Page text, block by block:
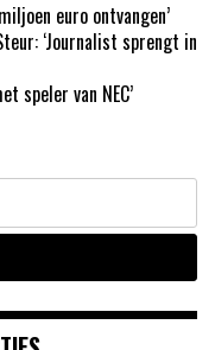
euro ontvangen’
‘Journalist sprengt in
speler van NEC’